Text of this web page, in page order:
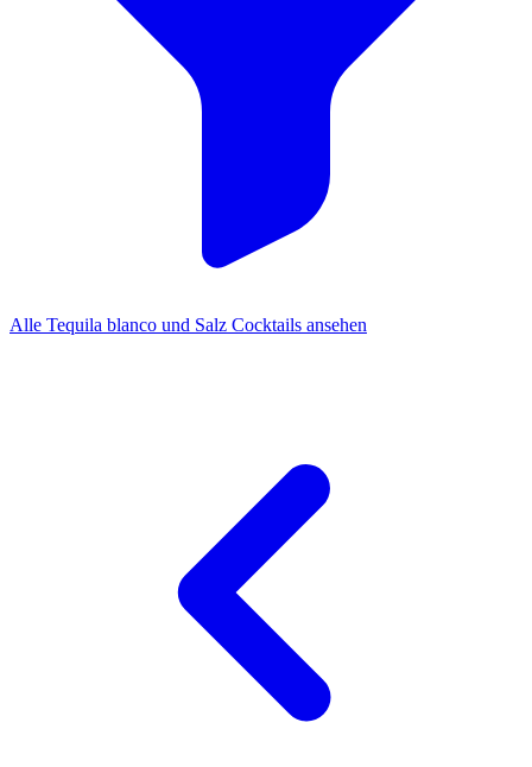
Alle Tequila blanco und Salz Cocktails ansehen